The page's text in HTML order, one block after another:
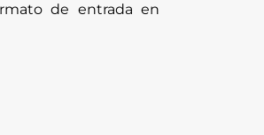
de entrada en